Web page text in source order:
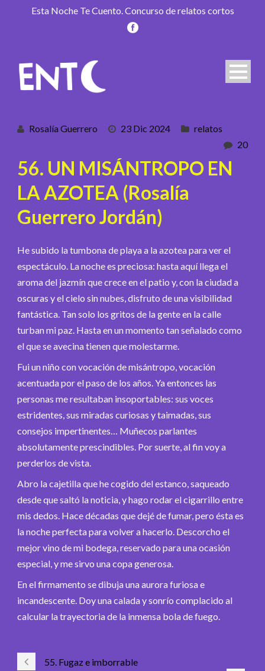
Esta Noche Te Cuento. Concurso de relatos cortos
Rosalía Guerrero 23 Dic 2024
relatos
20
56. UN MISÁNTROPO EN
LA AZOTEA (Rosalía
Guerrero Jordán)
He subido la tumbona de playa a la azotea para ver el
espectáculo. La noche es preciosa: hasta aquí llega el
aroma del jazmín que crece en el patio y, con la ciudad a
oscuras y el cielo sin nubes, disfruto de una visibilidad
fantástica. Tan solo los gritos de la gente en la calle
turban mi paz. Hasta en un momento tan señalado como
el que se avecina tienen que molestarme.
Fui un niño con vocación de misántropo, vocación
acentuada por el paso de los años. Ya entonces las
personas me resultaban insoportables: sus voces
estridentes, sus miradas curiosas y taimadas, sus
consejos impertinentes… Muñecos parlantes
absolutamente prescindibles. Por suerte, al fin voy a
perderlos de vista.
Abro la cajetilla que he cogido del estanco, saqueado
desde que saltó la noticia, y hago rodar el cigarrillo entre
mis dedos. Hace décadas que dejé de fumar, pero ésta es
la noche perfecta para volver a hacerlo. Descorcho el
mejor vino de mi bodega, reservado para una ocasión
especial, y me sirvo una copa generosa.
En el firmamento se dibuja una aurora furiosa e
incandescente. Doy una calada y sonrío complacido al
calcular la trayectoria de la inmensa bola de fuego.
55. Fugaz e imborrable